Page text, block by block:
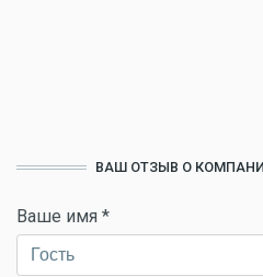
ВАШ ОТЗЫВ О КОМПАНИИ
Ваше имя *